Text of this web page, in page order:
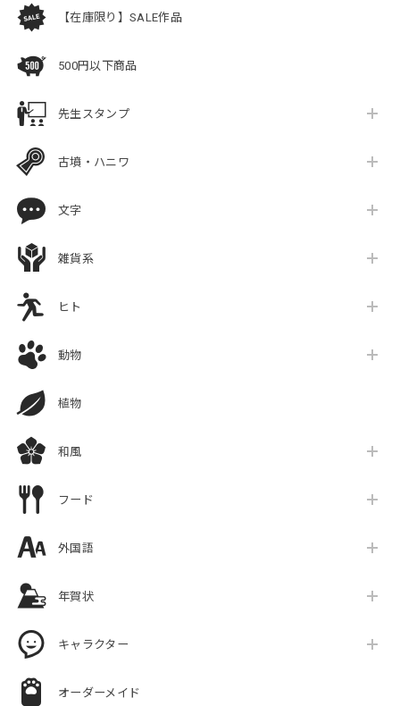
【在庫限り】SALE作品
500円以下商品
先生スタンプ
古墳・ハニワ
文字
雑貨系
ヒト
動物
植物
和風
フード
外国語
年賀状
キャラクター
オーダーメイド